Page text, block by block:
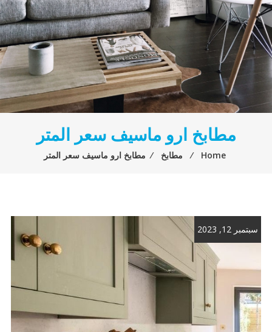
مطابخ ارو ماسيف سعر المتر
Home
⁄ مطابخ ⁄ مطابخ ارو ماسيف سعر المتر
سبتمبر 12, 2023